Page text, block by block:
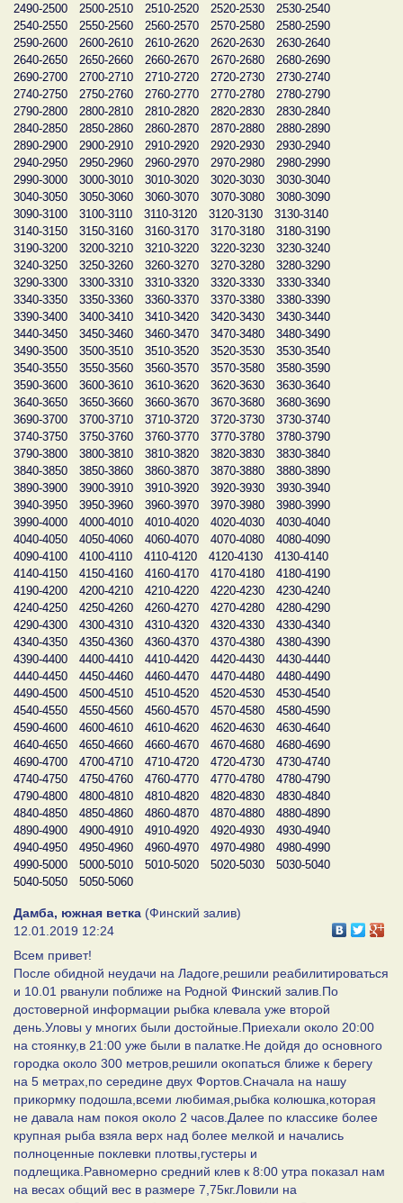
2490-2500
2500-2510 2510-2520 2520-2530
2530-2540
2540-2550
2550-2560 2560-2570 2570-2580
2580-2590
2590-2600
2600-2610 2610-2620 2620-2630
2630-2640
2640-2650
2650-2660 2660-2670 2670-2680
2680-2690
2690-2700
2700-2710 2710-2720 2720-2730
2730-2740
2740-2750
2750-2760 2760-2770 2770-2780
2780-2790
2790-2800
2800-2810 2810-2820 2820-2830
2830-2840
2840-2850
2850-2860 2860-2870 2870-2880
2880-2890
2890-2900
2900-2910 2910-2920 2920-2930
2930-2940
2940-2950
2950-2960 2960-2970 2970-2980
2980-2990
2990-3000
3000-3010 3010-3020 3020-3030
3030-3040
3040-3050
3050-3060 3060-3070 3070-3080
3080-3090
3090-3100
3100-3110 3110-3120 3120-3130
3130-3140
3140-3150
3150-3160 3160-3170 3170-3180
3180-3190
3190-3200
3200-3210 3210-3220 3220-3230
3230-3240
3240-3250
3250-3260 3260-3270 3270-3280
3280-3290
3290-3300
3300-3310 3310-3320 3320-3330
3330-3340
3340-3350
3350-3360 3360-3370 3370-3380
3380-3390
3390-3400
3400-3410 3410-3420 3420-3430
3430-3440
3440-3450
3450-3460 3460-3470 3470-3480
3480-3490
3490-3500
3500-3510 3510-3520 3520-3530
3530-3540
3540-3550
3550-3560 3560-3570 3570-3580
3580-3590
3590-3600
3600-3610 3610-3620 3620-3630
3630-3640
3640-3650
3650-3660 3660-3670 3670-3680
3680-3690
3690-3700
3700-3710 3710-3720 3720-3730
3730-3740
3740-3750
3750-3760 3760-3770 3770-3780
3780-3790
3790-3800
3800-3810 3810-3820 3820-3830
3830-3840
3840-3850
3850-3860 3860-3870 3870-3880
3880-3890
3890-3900
3900-3910 3910-3920 3920-3930
3930-3940
3940-3950
3950-3960 3960-3970 3970-3980
3980-3990
3990-4000
4000-4010 4010-4020 4020-4030
4030-4040
4040-4050
4050-4060 4060-4070 4070-4080
4080-4090
4090-4100
4100-4110 4110-4120 4120-4130
4130-4140
4140-4150
4150-4160 4160-4170 4170-4180
4180-4190
4190-4200
4200-4210 4210-4220 4220-4230
4230-4240
4240-4250
4250-4260 4260-4270 4270-4280
4280-4290
4290-4300
4300-4310 4310-4320 4320-4330
4330-4340
4340-4350
4350-4360 4360-4370 4370-4380
4380-4390
4390-4400
4400-4410 4410-4420 4420-4430
4430-4440
4440-4450
4450-4460 4460-4470 4470-4480
4480-4490
4490-4500
4500-4510 4510-4520 4520-4530
4530-4540
4540-4550
4550-4560 4560-4570 4570-4580
4580-4590
4590-4600
4600-4610 4610-4620 4620-4630
4630-4640
4640-4650
4650-4660 4660-4670 4670-4680
4680-4690
4690-4700
4700-4710 4710-4720 4720-4730
4730-4740
4740-4750
4750-4760 4760-4770 4770-4780
4780-4790
4790-4800
4800-4810 4810-4820 4820-4830
4830-4840
4840-4850
4850-4860 4860-4870 4870-4880
4880-4890
4890-4900
4900-4910 4910-4920 4920-4930
4930-4940
4940-4950
4950-4960 4960-4970 4970-4980
4980-4990
4990-5000
5000-5010 5010-5020 5020-5030
5030-5040
5040-5050
5050-5060
Дамба, южная ветка (Финский залив)
12.01.2019 12:24
Всем привет!
После обидной неудачи на Ладоге,решили реабилитироваться
и 10.01 рванули поближе на Родной Финский залив.По
достоверной информации рыбка клевала уже второй
день.Уловы у многих были достойные.Приехали около 20:00
на стоянку,в 21:00 уже были в палатке.Не дойдя до основного
городка около 300 метров,решили окопаться ближе к берегу
на 5 метрах,по середине двух Фортов.Сначала на нашу
прикормку подошла,всеми любимая,рыбка колюшка,которая
не давала нам покоя около 2 часов.Далее по классике более
крупная рыба взяла верх над более мелкой и начались
полноценные поклевки плотвы,густеры и
подлещика.Равномерно средний клев к 8:00 утра показал нам
на весах общий вес в размере 7,75кг.Ловили на